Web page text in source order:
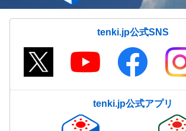
tenki.jp公式SNS
tenki.jp公式アプリ